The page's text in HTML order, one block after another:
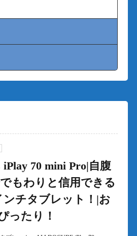
70 mini Pro|自腹
もわりと信用できる
ンチタブレット！|お
ったり！